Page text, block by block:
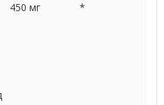
450 мг *